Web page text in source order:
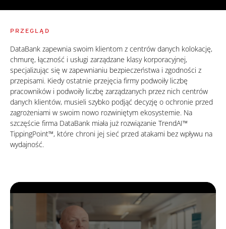
PRZEGLĄD
DataBank zapewnia swoim klientom z centrów danych kolokację,
chmurę, łączność i usługi zarządzane klasy korporacyjnej,
specjalizując się w zapewnianiu bezpieczeństwa i zgodności z
przepisami. Kiedy ostatnie przejęcia firmy podwoiły liczbę
pracowników i podwoiły liczbę zarządzanych przez nich centrów
danych klientów, musieli szybko podjąć decyzję o ochronie przed
zagrożeniami w swoim nowo rozwiniętym ekosystemie. Na
szczęście firma DataBank miała już rozwiązanie TrendAI™
TippingPoint™, które chroni jej sieć przed atakami bez wpływu na
wydajność.